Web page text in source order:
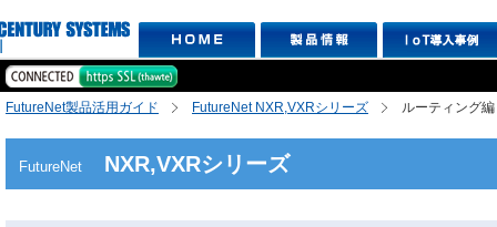
FutureNet製品活用ガイド FutureNet NXR,VXRシリーズ ルーティング編
FutureNet NXR,VXRシリーズ